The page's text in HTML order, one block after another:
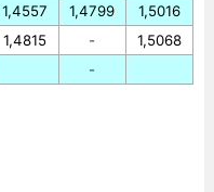
1,4557
1,4815
1,4799
-
-
1,5016
1,5068